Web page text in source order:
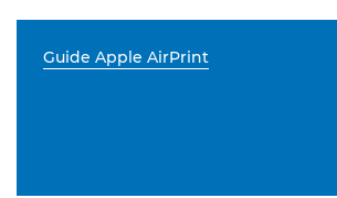
Guide Apple AirPrint